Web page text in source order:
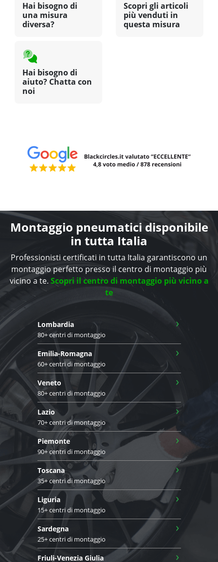
Hai bisogno di
una misura
diversa?
Scopri gli articoli
più venduti in
questa misura
Hai bisogno di
aiuto? Chatta con
noi
Montaggio pneumatici disponibile
in tutta Italia
Professionisti certificati in tutta Italia garantiscono un
montaggio perfetto presso il centro di montaggio più
vicino a te. Scopri il centro di montaggio più vicino a
te
Lombardia
80+ centri di montaggio
›
Emilia-Romagna
60+ centri di montaggio
›
Veneto
80+ centri di montaggio
›
Lazio
70+ centri di montaggio
›
Piemonte
90+ centri di montaggio
›
Toscana
35+ centri di montaggio
›
Liguria
15+ centri di montaggio
›
Sardegna
25+ centri di montaggio
›
Friuli-Venezia Giulia ›